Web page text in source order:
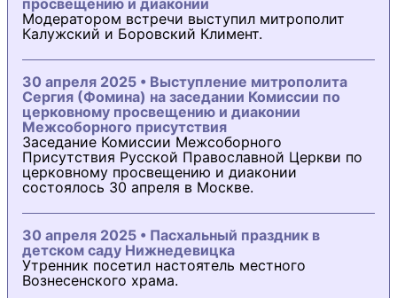
просвещению и диаконии
Модератором встречи выступил митрополит
Калужский и Боровский Климент.
30 апреля 2025 • Выступление митрополита
Сергия (Фомина) на заседании Комиссии по
церковному просвещению и диаконии
Межсоборного присутствия
Заседание Комиссии Межсоборного
Присутствия Русской Православной Церкви по
церковному просвещению и диаконии
состоялось 30 апреля в Москве.
30 апреля 2025 • Пасхальный праздник в
детском саду Нижнедевицка
Утренник посетил настоятель местного
Вознесенского храма.